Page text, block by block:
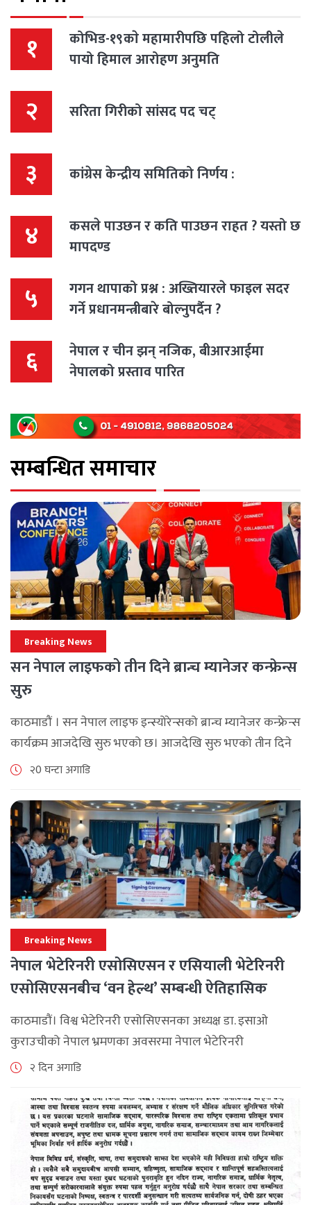
१
कोभिड-१९काे महामारीपछि पहिलो टोलीले
पायो हिमाल आरोहण अनुमति
२ सरिता गिरीको सांसद पद चट्
३ कांग्रेस केन्द्रीय समितिको निर्णय :
४
कसले पाउछन र कति पाउछन राहत ? यस्तो छ
मापदण्ड
५
गगन थापाको प्रश्न : अख्तियारले फाइल सदर
गर्ने प्रधानमन्त्रीबारे बोल्नुपर्दैन ?
६
नेपाल र चीन झन् नजिक, बीआरआईमा
नेपालको प्रस्ताव पारित
सम्बन्धित समाचार
Breaking News
सन नेपाल लाइफको तीन दिने ब्रान्च म्यानेजर कन्फ्रेन्स
सुरु
काठमाडौं । सन नेपाल लाइफ इन्स्योरेन्सको ब्रान्च म्यानेजर कन्फ्रेन्स
कार्यक्रम आजदेखि सुरु भएको छ। आजदेखि सुरु भएको तीन दिने
ब्रान्च म्यानेजर कन्फ्रेन्स विभिन्न कार्यक्रमहरुका साथ भब्य साथ
२0 घन्टा अगाडि
Breaking News
नेपाल भेटेरिनरी एसोसिएसन र एसियाली भेटेरिनरी
एसोसिएसनबीच ‘वन हेल्थ’ सम्बन्धी ऐतिहासिक
समझदारी
काठमाडौं। विश्व भेटेरिनरी एसोसिएसनका अध्यक्ष डा. इसाओ
कुराउचीको नेपाल भ्रमणका अवसरमा नेपाल भेटेरिनरी
एसोसिएसनले अन्तर्राष्ट्रिय सहकार्यलाई नयाँ उचाइमा पुर्‍याउँदै
जनाएको छ। भ्रमणका क्रममा विश्व [...]
२ दिन अगाडि